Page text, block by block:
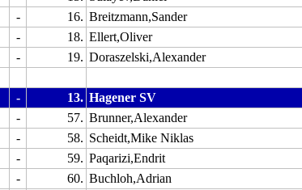
- 16. Breitzmann,Sander
- 18. Ellert,Oliver
- 19. Doraszelski,Alexander
- 13. Hagener SV
- 57. Brunner,Alexander
- 58. Scheidt,Mike Niklas
- 59. Paqarizi,Endrit
- 60. Buchloh,Adrian